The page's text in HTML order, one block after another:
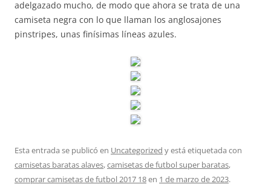
adelgazado mucho, de modo que ahora se trata de una
camiseta negra con lo que llaman los anglosajones
pinstripes, unas finísimas líneas azules.
Esta entrada se publicó en Uncategorized y está etiquetada con
camisetas baratas alaves,camisetas de futbol super baratas,
comprar camisetas de futbol 2017 18en 1 de marzo de 2023.